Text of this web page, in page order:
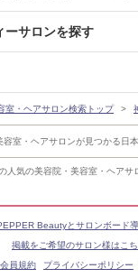
人気の美容院・美容室・ヘアサ
ーサロンを探す
室・ヘアサロン検索トップ
室・ヘアサロンが見つかる日
Beautyとサロンボード
掲載をご希望のサロン様はこ
員規約
プライバシーポリシー